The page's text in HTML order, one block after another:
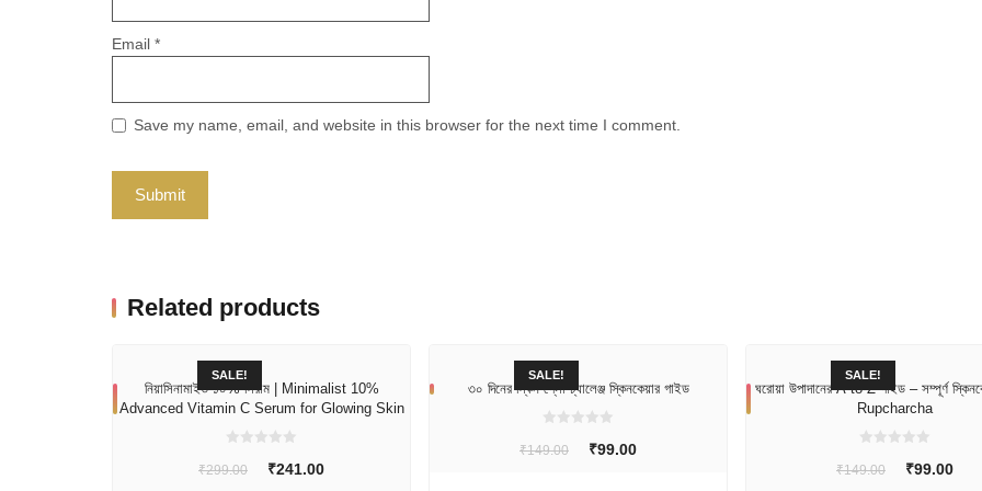
Email *
Save my name, email, and website in this browser for the next time I comment.
Related products
SALE!
নিয়াসিনামাইড ১০% সিরাম | Minimalist 10%
Advanced Vitamin C Serum for Glowing Skin
o
₹299.00
Original
₹241.00Current
SALE!
৩০ দিনের স্কিন গ্লো চ্যালেঞ্জ স্কিনকেয়ার গাইড
o
₹149.00
Original
₹99.00Current
SALE!
ঘরোয়া উপাদানের A-to-Z গাইড – সম্পূর্ণ
Rupcharcha
o
₹149.00
Original
₹99.00